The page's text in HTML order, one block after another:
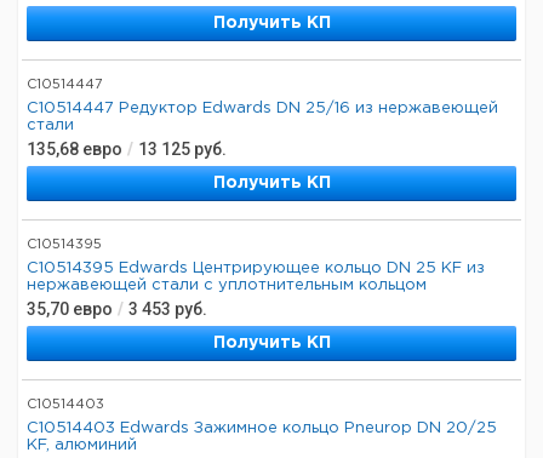
Получить КП
C10514447
C10514447 Редуктор Edwards DN 25/16 из нержавеющей
стали
135,68 евро / 13 125 руб.
Получить КП
C10514395
C10514395 Edwards Центрирующее кольцо DN 25 KF из
нержавеющей стали с уплотнительным кольцом
35,70 евро / 3 453 руб.
Получить КП
C10514403
C10514403 Edwards Зажимное кольцо Pneurop DN 20/25
KF, алюминий